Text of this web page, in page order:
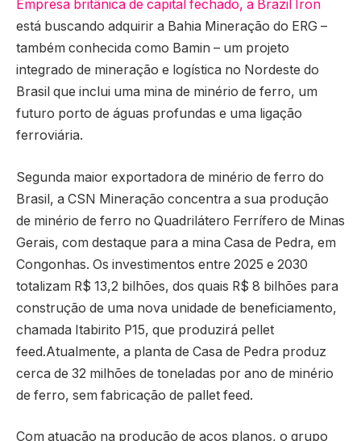
Empresa britânica de capital fechado, a Brazil Iron
está buscando adquirir a Bahia Mineração do ERG –
também conhecida como Bamin – um projeto
integrado de mineração e logística no Nordeste do
Brasil que inclui uma mina de minério de ferro, um
futuro porto de águas profundas e uma ligação
ferroviária.
Segunda maior exportadora de minério de ferro do
Brasil, a CSN Mineração concentra a sua produção
de minério de ferro no Quadrilátero Ferrífero de Minas
Gerais, com destaque para a mina Casa de Pedra, em
Congonhas. Os investimentos entre 2025 e 2030
totalizam R$ 13,2 bilhões, dos quais R$ 8 bilhões para
construção de uma nova unidade de beneficiamento,
chamada Itabirito P15, que produzirá pellet
feed.Atualmente, a planta de Casa de Pedra produz
cerca de 32 milhões de toneladas por ano de minério
de ferro, sem fabricação de pallet feed.
Com atuação na produção de aços planos, o grupo